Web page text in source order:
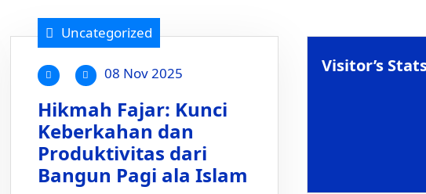
Uncategorized
08 Nov 2025
Hikmah Fajar: Kunci
Keberkahan dan
Produktivitas dari
Bangun Pagi ala Islam
Visitor’s